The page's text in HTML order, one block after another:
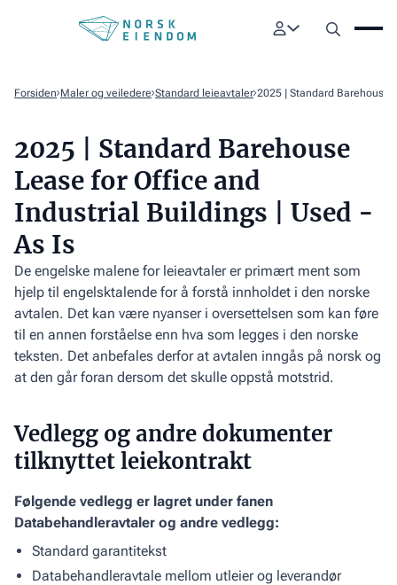
Forsiden Maler og veiledere Standard leieavtaler 2025 | Standard Barehouse
2025 | Standard Barehouse
Lease for Office and
Industrial Buildings | Used -
As Is
De engelske malene for leieavtaler er primært ment som
hjelp til engelsktalende for å forstå innholdet i den norske
avtalen. Det kan være nyanser i oversettelsen som kan føre
til en annen forståelse enn hva som legges i den norske
teksten. Det anbefales derfor at avtalen inngås på norsk og
at den går foran dersom det skulle oppstå motstrid.
Vedlegg og andre dokumenter
tilknyttet leiekontrakt
Følgende vedlegg er lagret under fanen
Databehandleravtaler og andre vedlegg:
Standard garantitekst
Databehandleravtale mellom utleier og leverandør